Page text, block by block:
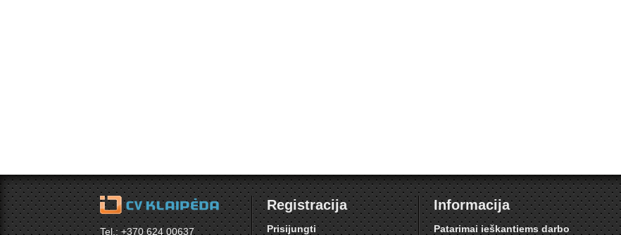
Tel.: +370 624 00637
Registracija
Prisijungti
Informacija
Patarimai ieškantiems darbo